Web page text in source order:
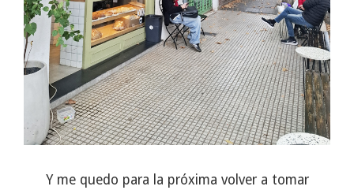
Y me quedo para la próxima volver a tomar